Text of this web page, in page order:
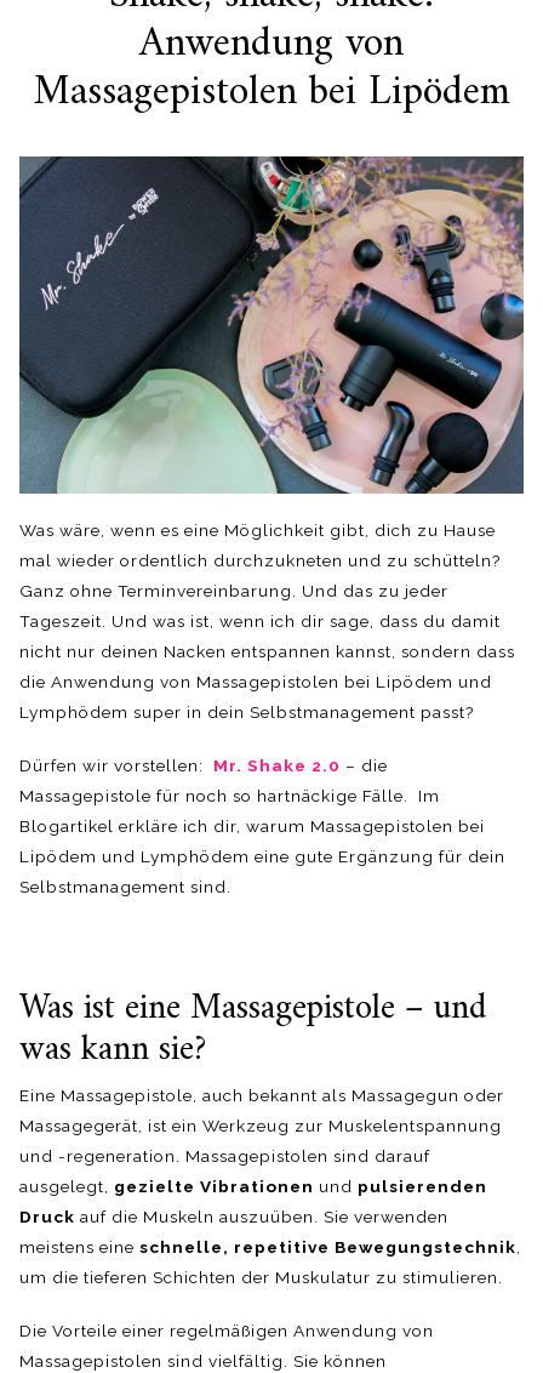
Anwendung von
Massagepistolen bei Lipödem
Was wäre, wenn es eine Möglichkeit gibt, dich zu Hause
mal wieder ordentlich durchzukneten und zu schütteln?
Ganz ohne Terminvereinbarung. Und das zu jeder
Tageszeit. Und was ist, wenn ich dir sage, dass du damit
nicht nur deinen Nacken entspannen kannst, sondern dass
die Anwendung von Massagepistolen bei Lipödem und
Lymphödem super in dein Selbstmanagement passt?
Dürfen wir vorstellen: Mr. Shake 2.0 – die
Massagepistole für noch so hartnäckige Fälle. Im
Blogartikel erkläre ich dir, warum Massagepistolen bei
Lipödem und Lymphödem eine gute Ergänzung für dein
Selbstmanagement sind.
Was ist eine Massagepistole – und
was kann sie?
Eine Massagepistole, auch bekannt als Massagegun oder
Massagegerät, ist ein Werkzeug zur Muskelentspannung
und -regeneration. Massagepistolen sind darauf
ausgelegt, gezielte Vibrationen und pulsierenden
Druck auf die Muskeln auszuüben. Sie verwenden
meistens eine schnelle, repetitive Bewegungstechnik,
um die tieferen Schichten der Muskulatur zu stimulieren.
Die Vorteile einer regelmäßigen Anwendung von
Massagepistolen sind vielfältig. Sie können